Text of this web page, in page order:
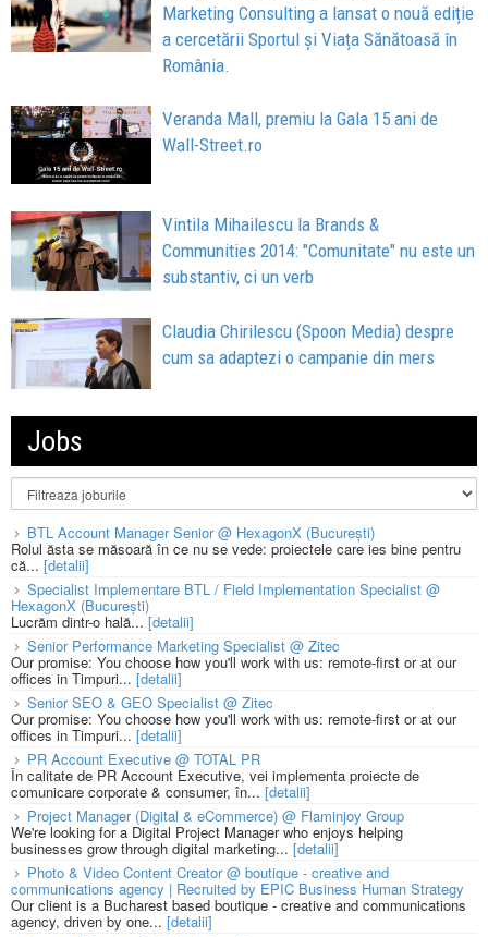
Marketing Consulting a lansat o nouă ediție
a cercetării Sportul și Viața Sănătoasă în
România.
Veranda Mall, premiu la Gala 15 ani de
Wall-Street.ro
Vintila Mihailescu la Brands &
Communities 2014: "Comunitate" nu este un
substantiv, ci un verb
Claudia Chirilescu (Spoon Media) despre
cum sa adaptezi o campanie din mers
Jobs
BTL Account Manager Senior @ HexagonX (București)
Rolul ăsta se măsoară în ce nu se vede: proiectele care ies bine pentru
că... [detalii]
Specialist Implementare BTL / Field Implementation Specialist @
HexagonX (București)
Lucrăm dintr-o hală...[detalii]
Senior Performance Marketing Specialist @ Zitec
Our promise: You choose how you'll work with us: remote-first or at our
offices in Timpuri... [detalii]
Senior SEO & GEO Specialist @ Zitec
Our promise: You choose how you'll work with us: remote-first or at our
offices in Timpuri... [detalii]
PR Account Executive @ TOTAL PR
În calitate de PR Account Executive, vei implementa proiecte de
comunicare corporate & consumer, în... [detalii]
Project Manager (Digital & eCommerce) @ Flaminjoy Group
We're looking for a Digital Project Manager who enjoys helping
businesses grow through digital marketing... [detalii]
Photo & Video Content Creator @ boutique - creative and
communications agency | Recruited by EPIC Business Human Strategy
Our client is a Bucharest based boutique - creative and communications
agency, driven by one... [detalii]